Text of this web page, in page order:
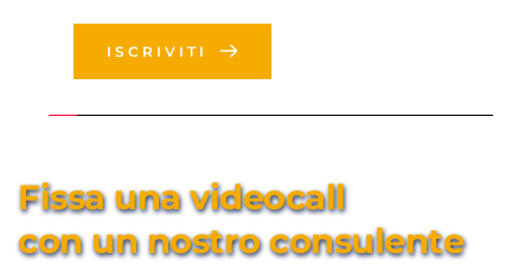
ISCRIVITI
Fissa una videocall
con un nostro consulente